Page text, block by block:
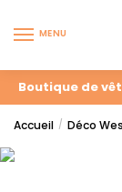
MENU
Boutique de
Accueil / Déco